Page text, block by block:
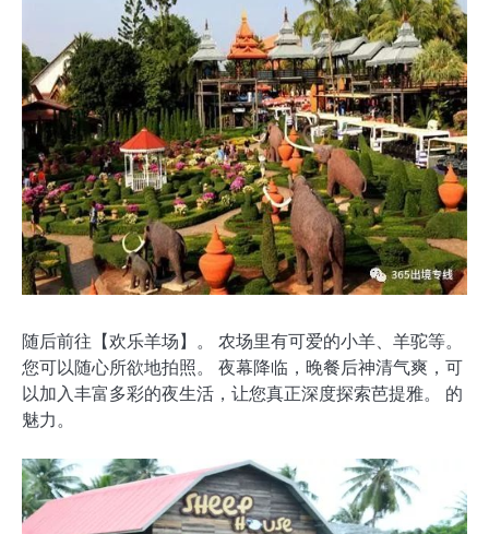
随后前往【欢乐羊场】。 农场里有可爱的小羊、羊驼等。
您可以随心所欲地拍照。 夜幕降临，晚餐后神清气爽，可
以加入丰富多彩的夜生活，让您真正深度探索芭提雅。 的
魅力。